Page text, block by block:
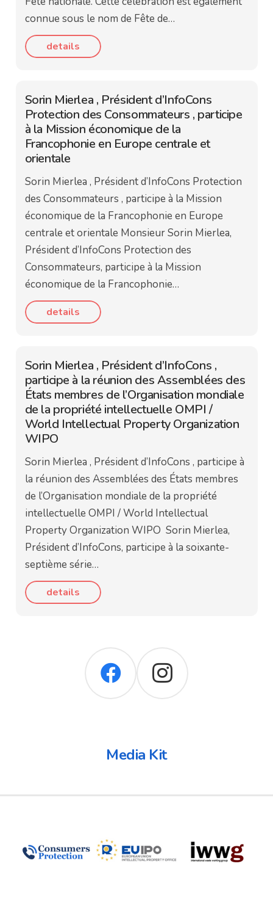
connue sous le nom de Fête de…
details
Sorin Mierlea , Président d’InfoCons
Protection des Consommateurs , participe
à la Mission économique de la
Francophonie en Europe centrale et
orientale
Sorin Mierlea , Président d’InfoCons Protection
des Consommateurs , participe à la Mission
économique de la Francophonie en Europe
centrale et orientale Monsieur Sorin Mierlea,
Président d’InfoCons Protection des
Consommateurs, participe à la Mission
économique de la Francophonie…
details
Sorin Mierlea , Président d’InfoCons ,
participe à la réunion des Assemblées des
États membres de l’Organisation mondiale
de la propriété intellectuelle OMPI /
World Intellectual Property Organization
WIPO
Sorin Mierlea , Président d’InfoCons , participe à
la réunion des Assemblées des États membres
de l’Organisation mondiale de la propriété
intellectuelle OMPI / World Intellectual
Property Organization WIPO Sorin Mierlea,
Président d’InfoCons, participe à la soixante-
septième série…
details
Media Kit